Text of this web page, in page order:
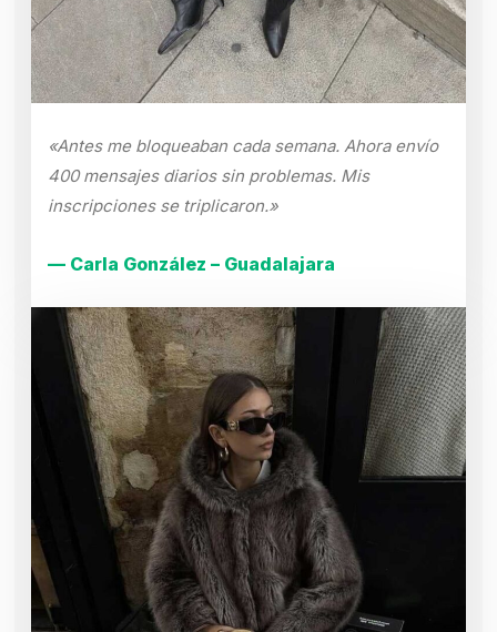
«Antes me bloqueaban cada semana. Ahora envío
400 mensajes diarios sin problemas. Mis
inscripciones se triplicaron.»
— Carla González – Guadalajara